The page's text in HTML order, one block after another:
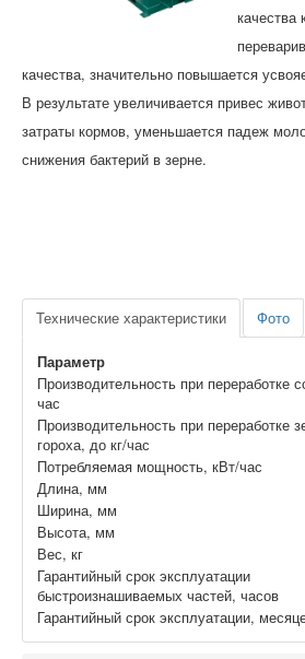
качества
качества, значительно повышается
В результате увеличивается привес
затраты кормов, уменьшается падеж
снижения бактерий в зерне.
Технические характеристики Фото
Параметр
Производительность при переработке
час
Производительность при переработке
гороха, до кг/час
Потребляемая мощность, кВт/час
Длина, мм
Ширина, мм
Высота, мм
Вес, кг
Гарантийный срок эксплуатации
быстроизнашиваемых частей, часов
Гарантийный срок эксплуатации,